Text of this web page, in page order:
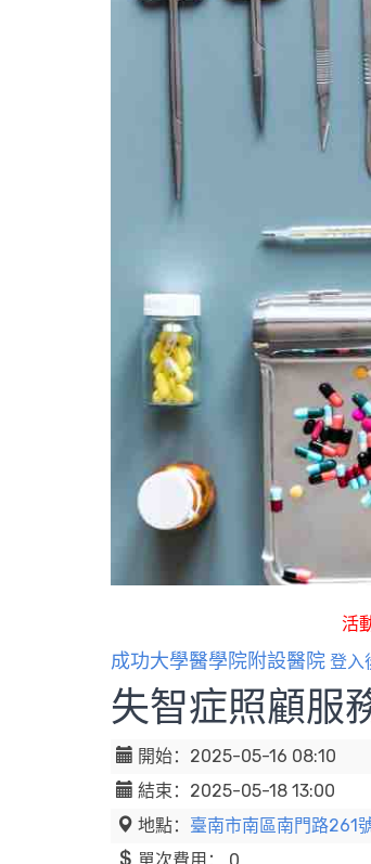
活
成功大學醫學院附設醫院 登入
失智症照顧服
開始：2025-05-16 08:10
結束：2025-05-18 13:00
地點： 臺南市南區南門路261
單次費用： 0